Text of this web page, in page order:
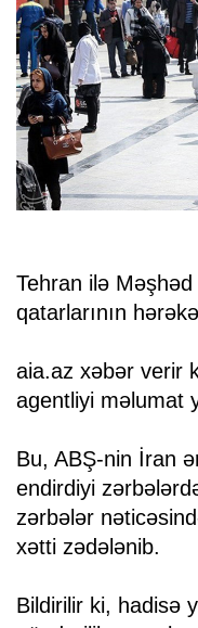
Tehran ilə
qatarlarının
aia.az xəbər verir
agentliyi məlumat
Bu, ABŞ-nin İran
endirdiyi
zərbələr
xətti zədələnib.
Bildirilir ki, hadisə